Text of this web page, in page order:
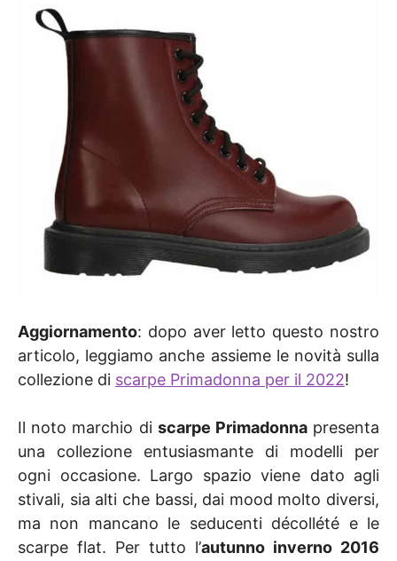
Aggiornamento: dopo aver letto questo nostro
articolo, leggiamo anche assieme le novità sulla
collezione di scarpe Primadonna per il 2022!
Il noto marchio di scarpe Primadonnapresenta
una collezione entusiasmante di modelli per
ogni occasione. Largo spazio viene dato agli
stivali, sia alti che bassi, dai mood molto diversi,
ma non mancano le seducenti décollété e le
scarpe flat. Per tutto l’autunno inverno 2016